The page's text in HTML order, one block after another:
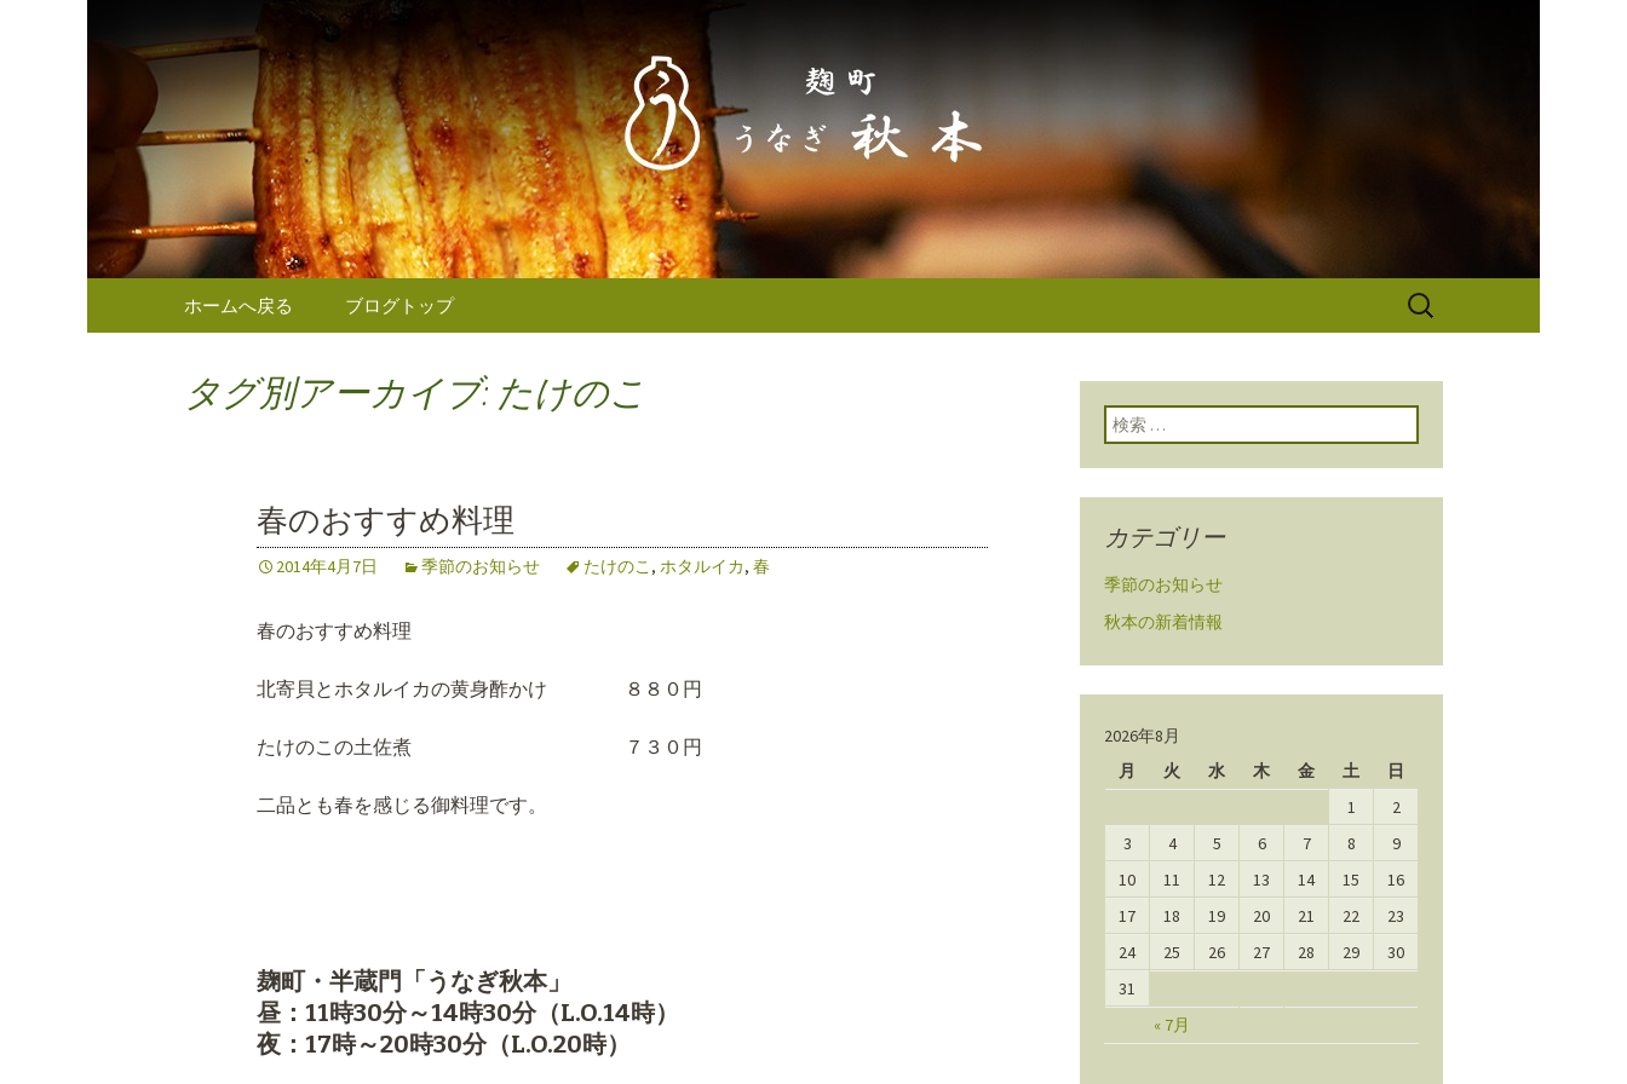
東京（麹町／半蔵門） うなぎ秋本から
のお知らせ
東京（麹町／半蔵門） うなぎ秋本からのお知らせ
コンテンツへ移動
ホームへ戻る ブログトップ
検
タグ別アーカイブ: たけのこ
春のおすすめ料理
2014年4月7日 季節のお知らせ たけのこ , ホタルイカ, 春
春のおすすめ料理
北寄貝とホタルイカの黄身酢かけ ８８０円
たけのこの土佐煮 ７３０円
二品とも春を感じる御料理です。
麹町・半蔵門「うなぎ秋本」
昼：11時30分～14時30分（L.O.14時）
夜：17時～20時30分（L.O.20時）
検索:
カテゴリー
季節のお知らせ
秋本の新着情報
2026年8月
月
火 水 木 金 土 日
« 7月
1
2
3
4 5 6 7 8
9
10
11 12 13 14 15
16
17
18 19 20 21 22
23
24
25 26 27 28 29
30
31